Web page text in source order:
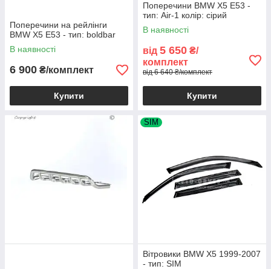
Поперечини на рейлінги
BMW X5 E53 - тип: boldbar
В наявності
6 900 ₴/комплект
Купити
Поперечини BMW X5 E53 -
тип: Air-1 колір: сірий
В наявності
від 5 650 ₴/
комплект
від 6 640 ₴/комплект
Купити
SIM
Вітровики BMW X5 1999-2007
- тип: SIM